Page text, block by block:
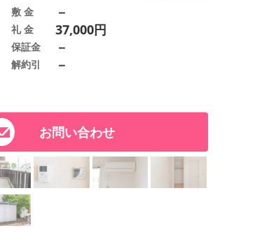
お問い合わせ
敷 金 －
礼 金 37,000円
保証金 －
解約引 －